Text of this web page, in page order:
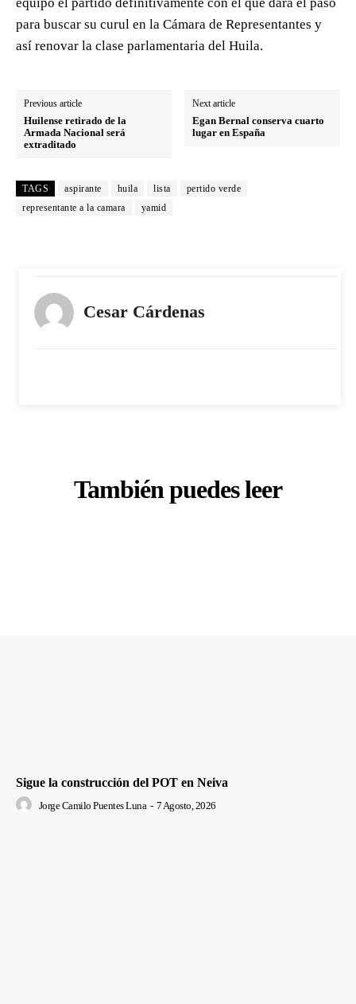
para buscar su curul en la Cámara de Representantes y
así renovar la clase parlamentaria del Huila.
Previous article
Huilense retirado de la
Armada Nacional será
extraditado
Next article
Egan Bernal conserva cuarto
lugar en España
TAGS aspirante huila lista
pertido verde
representante a la camara
yamid
Cesar Cárdenas
También puedes leer
Sigue la construcción del POT en Neiva
Jorge Camilo Puentes Luna - 7 Agosto, 2026